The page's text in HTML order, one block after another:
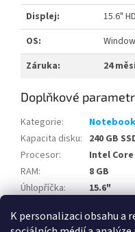
K personalizaci obsahu a
Displej:
15.6"
OS:
Záruka:
24
Doplňkové
Kategorie:
Kapacita disku: 240 GB
Procesor:
Intel
RAM:
8 GB
Úhlopříčka:
15.6"